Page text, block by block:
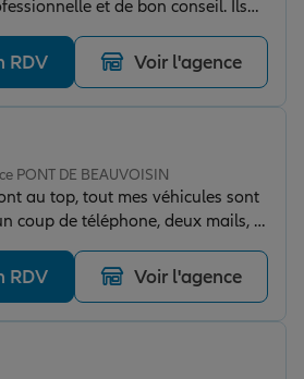
et de bon conseil. Ils
contrats auto avec des tarifs
vivement pour leur
RDV Voir l'agence
PONT DE BEAUVOISIN
au top, tout mes véhicules sont
coup de téléphone, deux mails, et
disponibles, très réactifs,
d'un bon assureur ! Merci à
RDV Voir l'agence